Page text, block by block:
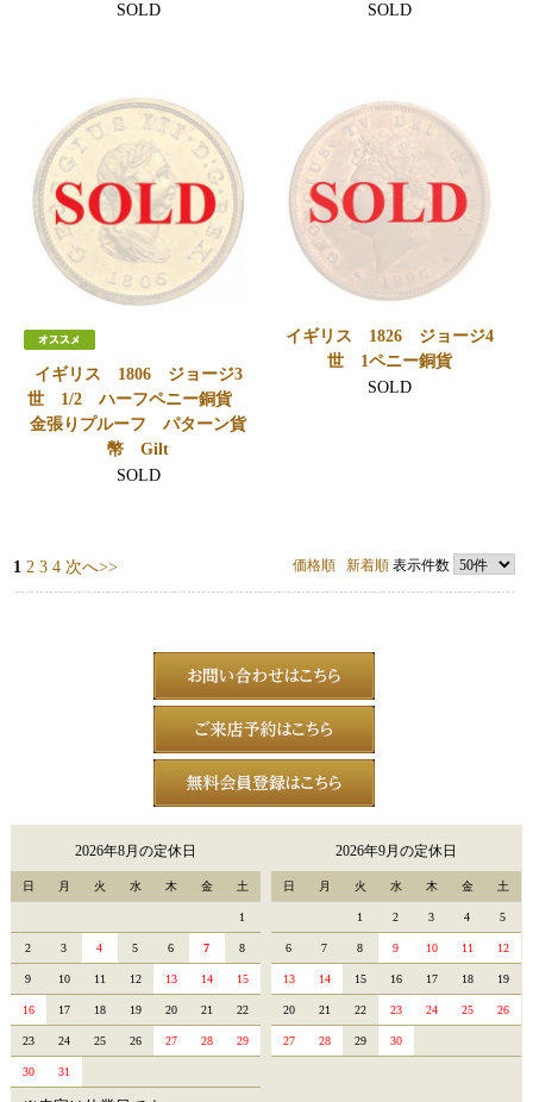
SOLD
SOLD
イギリス 1806 ジョージ3
世 1/2 ハーフペニー銅貨
金張りプルーフ パターン貨
幣 Gilt
SOLD
イギリス 1826 ジョージ4
世 1ペニー銅貨
SOLD
価格順 新着順表示件数
1 2 3 4 次へ>>
2026年8月の定休日
日 月 火 水 木 金 土
1
2 3 4 5 6 7 8
9 10 11 12 13 14 15
16 17 18 19 20 21 22
23 24 25 26 27 28 29
30 31
2026年9月の定休日
日 月 火 水 木 金 土
1 2 3 4 5
6 7 8 9 10 11 12
13 14 15 16 17 18 19
20 21 22 23 24 25 26
27 28 29 30